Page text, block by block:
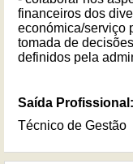
financeiros dos
económica/serviço
tomada de
definidos pela
Saída Profissional:
Técnico de Gestão